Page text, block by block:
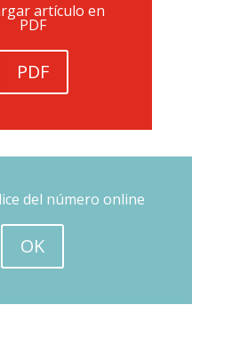
artículo en
PDF
PDF
del número online
OK